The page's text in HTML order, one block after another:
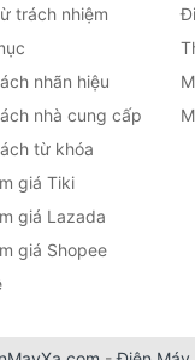
trách nhiệm
nhãn hiệu
nhà cung cấp
từ khóa
giá Tiki
giá Lazada
giá Shopee